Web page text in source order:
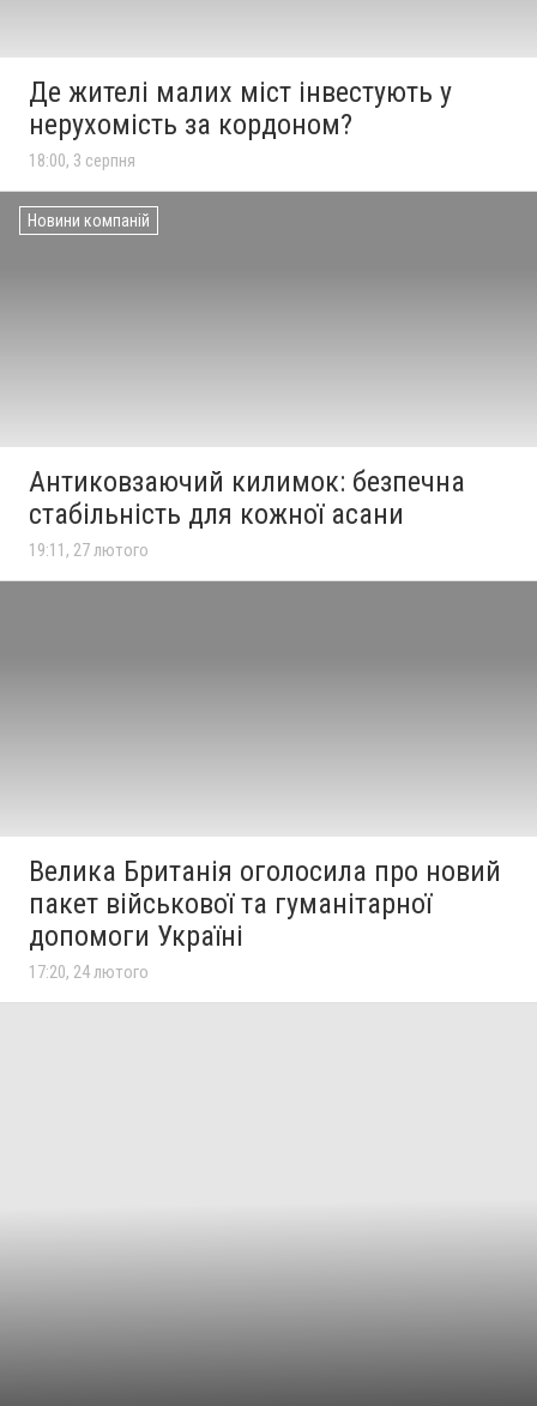
Де жителі малих міст інвестують у
нерухомість за кордоном?
18:00, 3 серпня
Новини компаній
Антиковзаючий килимок: безпечна
стабільність для кожної асани
19:11, 27 лютого
Велика Британія оголосила про новий
пакет військової та гуманітарної
допомоги Україні
17:20, 24 лютого